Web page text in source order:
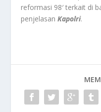
reformasi 98′ terkait di
penjelasanKapolri.